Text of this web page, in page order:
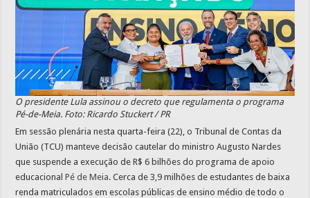
O presidente Lula assinou o decreto que regulamenta o programa
Pé-de-Meia. Foto: Ricardo Stuckert / PR
Em sessão plenária nesta quarta-feira (22), o Tribunal de Contas da
União (TCU) manteve decisão cautelar do ministro Augusto Nardes
que suspende a execução de R$ 6 bilhões do programa de apoio
educacionalPé de Meia. Cerca de 3,9 milhões de estudantes de baixa
renda matriculados em escolas públicas de ensino médio de todo o